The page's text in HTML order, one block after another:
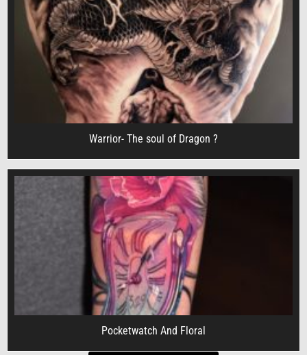
Warrior- The soul of Dragon ?
Pocketwatch And Floral